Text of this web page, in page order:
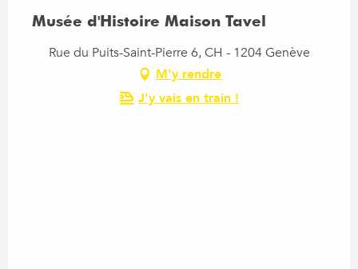
Musée d'Histoire Maison Tavel
Rue du Puits-Saint-Pierre 6, CH - 1204 Genève
M'y rendre
J'y vais en train !